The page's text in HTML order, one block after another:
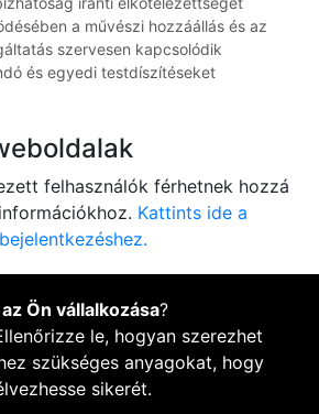
a művészi hozzáállás és az
szervesen kapcsolódik
és egyedi testdíszítéseket
felhasználók férhetnek hozzá
Kattints ide a
bejelentkezéshez.
az Ön vállalkozása?
le, hogyan szerezhet
szükséges anyagokat, hogy
sikerét.